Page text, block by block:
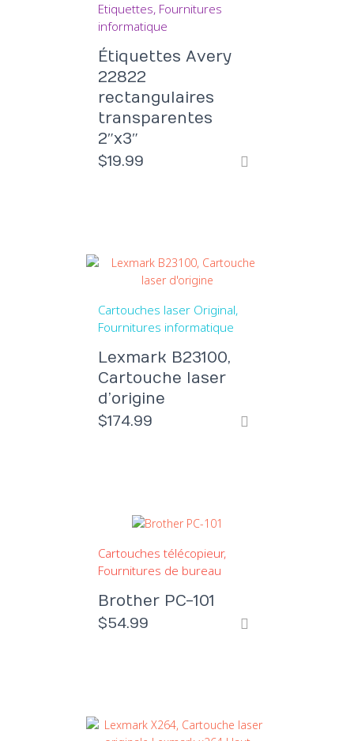
Etiquettes Fournitures
informatique
Étiquettes Avery
22822
rectangulaires
transparentes
2″x3″
$19.99
Cartouches laser Original
Fournitures informatique
Lexmark B23100,
Cartouche laser
d’origine
$174.99
Cartouches télécopieur
Fournitures de bureau
Brother PC-101
$54.99